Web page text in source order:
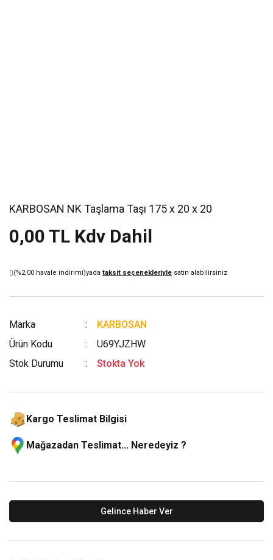
KARBOSAN NK Taşlama Taşı 175 x 20 x 20
0,00 TL Kdv Dahil
(%2,00 havale indirimi)yada taksit seçenekleriyle satın alabilirsiniz
Marka
KARBOSAN
Ürün Kodu
U69YJZHW
Stok Durumu
Stokta Yok
Kargo Teslimat Bilgisi
Mağazadan Teslimat... Neredeyiz ?
Gelince Haber Ver